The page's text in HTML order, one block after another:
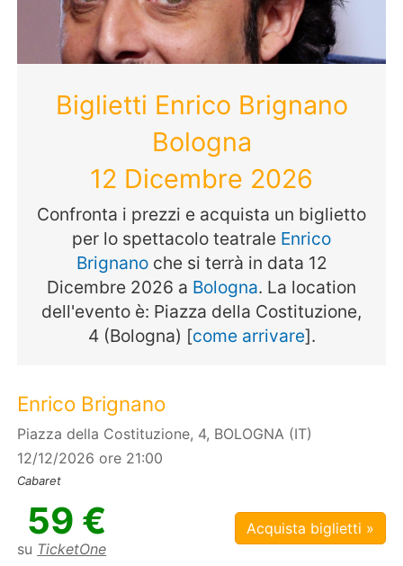
Biglietti Enrico Brignano
Bologna
12 Dicembre 2026
Confronta i prezzi e acquista un biglietto
per lo spettacolo teatrale Enrico
Brignanoche si terrà in data 12
Dicembre 2026 a Bologna. La location
dell'evento è: Piazza della Costituzione,
4 (Bologna) [come arrivare].
Enrico Brignano
Piazza della Costituzione, 4, BOLOGNA (IT)
12/12/2026 ore 21:00
Cabaret
59 €
su TicketOne
Acquista biglietti »